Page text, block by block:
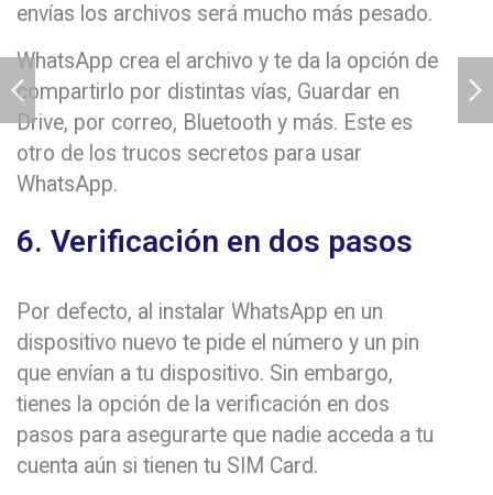
envías los archivos será mucho más pesado.
WhatsApp crea el archivo y te da la opción de
compartirlo por distintas vías, Guardar en
Drive, por correo, Bluetooth y más. Este es
otro de los trucos secretos para usar
WhatsApp.
6. Verificación en dos pasos
Por defecto, al instalar WhatsApp en un
dispositivo nuevo te pide el número y un pin
que envían a tu dispositivo. Sin embargo,
tienes la opción de la verificación en dos
pasos para asegurarte que nadie acceda a tu
cuenta aún si tienen tu SIM Card.